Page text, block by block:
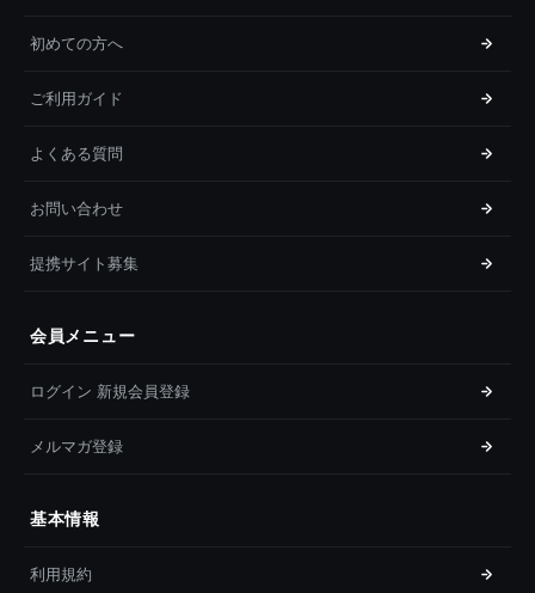
初めての方へ
ご利用ガイド
よくある質問
お問い合わせ
提携サイト募集
会員メニュー
ログイン 新規会員登録
メルマガ登録
基本情報
利用規約